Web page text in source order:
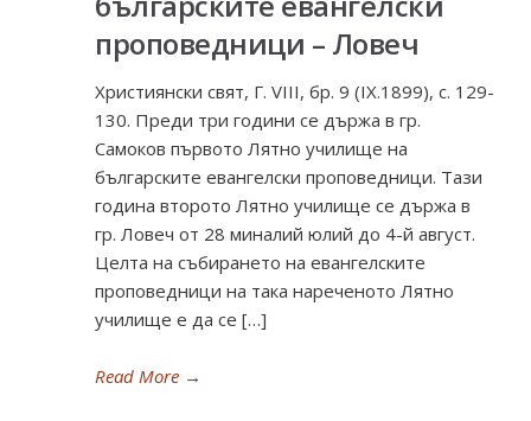
проповедници – Ловеч
Християнски свят, Г. VIII, бр. 9 (IX.1899), с. 129-
130. Преди три години се държа в гр.
Самоков първото Лятно училище на
българските евангелски проповедници. Тази
година второто Лятно училище се държа в
гр. Ловеч от 28 миналий юлий до 4-й август.
Целта на събирането на евангелските
проповедници на така нареченото Лятно
училище е да се […]
Read More →